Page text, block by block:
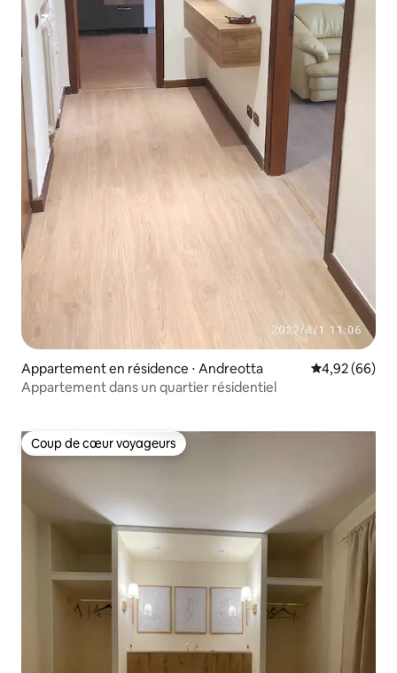
Appartement en résidence ⋅ Andreotta Évaluation
4,92 (66)
Appartement dans un quartier résidentiel
Coup de cœur voyageurs
Coup de cœur voyageurs